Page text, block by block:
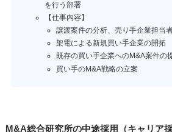
を行う部署
【仕事内容】
譲渡案件の分析、売り手企業担当
架電による新規買い手企業の開拓
既存の買い手企業へのM&A案件の
買い手のM&A戦略の立案
M&A総合研究所の中途採用（キャリア